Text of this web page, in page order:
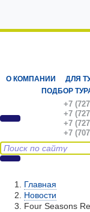
О КОМПАНИИ ДЛЯ
ПОДБОР
+7
+7
+7
+7
Главная
Новости
Four Seasons